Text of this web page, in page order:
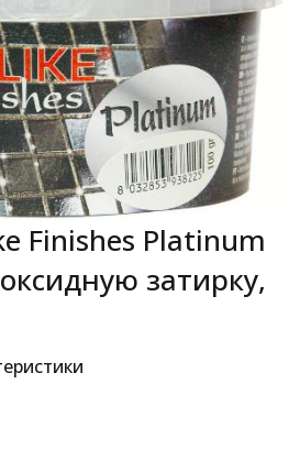
Finishes Platinum
затирку,